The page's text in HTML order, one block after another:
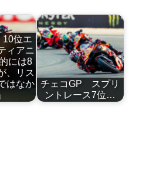
位エ
ィアニ
には8
、リス
はなか チェコGP スプリ
ントレース7位…